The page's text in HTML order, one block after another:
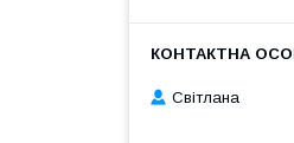
Світлана